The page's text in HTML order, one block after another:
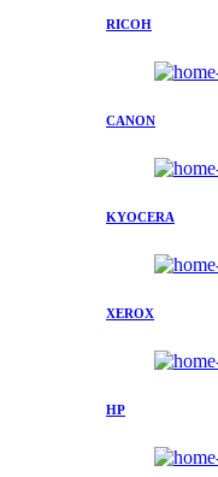
RICOH
CANON
KYOCERA
XEROX
HP